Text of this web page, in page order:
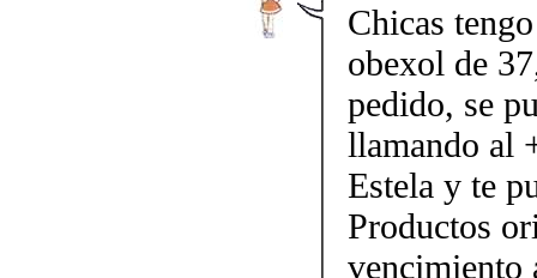
Chicas
obexol de
pedido, se
llamando al
Estela y te
Productos
vencimiento